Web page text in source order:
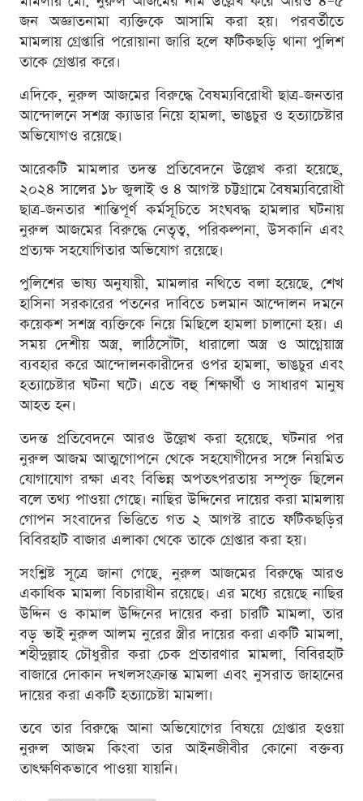
জন অজ্ঞাতনামা ব্যক্তিকে আসামি করা হয়। পরবর্তীতে
মামলায় গ্রেপ্তারি পরোয়ানা জারি হলে ফটিকছড়ি থানা পুলিশ
তাকে গ্রেপ্তার করে।
এদিকে, নুরুল আজমের বিরুদ্ধে বৈষম্যবিরোধী ছাত্র-জনতার
আন্দোলনে সশস্ত্র ক্যাডার নিয়ে হামলা, ভাঙচুর ও হত্যাচেষ্টার
অভিযোগও রয়েছে।
আরেকটি মামলার তদন্ত প্রতিবেদনে উল্লেখ করা হয়েছে,
২০২৪ সালের ১৮ জুলাই ও ৪ আগস্ট চট্টগ্রামে বৈষম্যবিরোধী
ছাত্র-জনতার শান্তিপূর্ণ কর্মসূচিতে সংঘবদ্ধ হামলার ঘটনায়
নুরুল আজমের বিরুদ্ধে নেতৃত্ব, পরিকল্পনা, উসকানি এবং
প্রত্যক্ষ সহযোগিতার অভিযোগ রয়েছে।
পুলিশের ভাষ্য অনুযায়ী, মামলার নথিতে বলা হয়েছে, শেখ
হাসিনা সরকারের পতনের দাবিতে চলমান আন্দোলন দমনে
কয়েকশ সশস্ত্র ব্যক্তিকে নিয়ে মিছিলে হামলা চালানো হয়। এ
সময় দেশীয় অস্ত্র, লাঠিসোঁটা, ধারালো অস্ত্র ও আগ্নেয়াস্ত্র
ব্যবহার করে আন্দোলনকারীদের ওপর হামলা, ভাঙচুর এবং
হত্যাচেষ্টার ঘটনা ঘটে। এতে বহু শিক্ষার্থী ও সাধারণ মানুষ
আহত হন।
তদন্ত প্রতিবেদনে আরও উল্লেখ করা হয়েছে, ঘটনার পর
নুরুল আজম আত্মগোপনে থেকে সহযোগীদের সঙ্গে নিয়মিত
যোগাযোগ রক্ষা এবং বিভিন্ন অপতৎপরতায় সম্পৃক্ত ছিলেন
বলে তথ্য পাওয়া গেছে। নাছির উদ্দিনের দায়ের করা মামলায়
গোপন সংবাদের ভিত্তিতে গত ২ আগস্ট রাতে ফটিকছড়ির
বিবিরহাট বাজার এলাকা থেকে তাকে গ্রেপ্তার করা হয়।
সংশ্লিষ্ট সূত্রে জানা গেছে, নুরুল আজমের বিরুদ্ধে আরও
একাধিক মামলা বিচারাধীন রয়েছে। এর মধ্যে রয়েছে নাছির
উদ্দিন ও কামাল উদ্দিনের দায়ের করা চারটি মামলা, তার
বড় ভাই নুরুল আলম নুরের স্ত্রীর দায়ের করা একটি মামলা,
শহীদুল্লাহ চৌধুরীর করা চেক প্রতারণার মামলা, বিবিরহাট
বাজারে দোকান দখলসংক্রান্ত মামলা এবং নুসরাত জাহানের
দায়ের করা একটি হত্যাচেষ্টা মামলা।
তবে তার বিরুদ্ধে আনা অভিযোগের বিষয়ে গ্রেপ্তার হওয়া
নুরুল আজম কিংবা তার আইনজীবীর কোনো বক্তব্য
তাৎক্ষণিকভাবে পাওয়া যায়নি।